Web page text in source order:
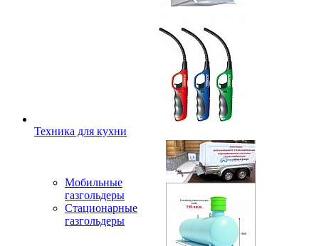
Техника для кухни
Мобильные
газгольдеры
Стационарные
газгольдеры